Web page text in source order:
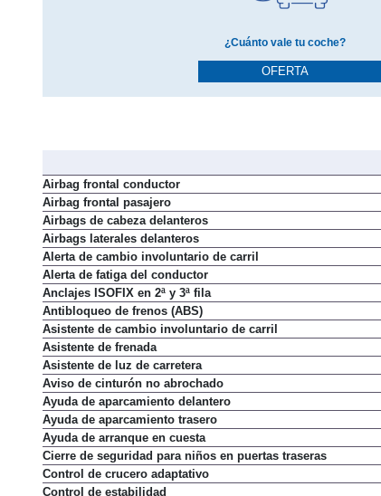
¿Cuánto vale tu coche?
OFERTA
Airbag frontal conductor
Airbag frontal pasajero
Airbags de cabeza delanteros
Airbags laterales delanteros
Alerta de cambio involuntario de carril
Alerta de fatiga del conductor
Anclajes ISOFIX en 2ª y 3ª fila
Antibloqueo de frenos (ABS)
Asistente de cambio involuntario de carril
Asistente de frenada
Asistente de luz de carretera
Aviso de cinturón no abrochado
Ayuda de aparcamiento delantero
Ayuda de aparcamiento trasero
Ayuda de arranque en cuesta
Cierre de seguridad para niños en puertas traseras
Control de crucero adaptativo
Control de estabilidad